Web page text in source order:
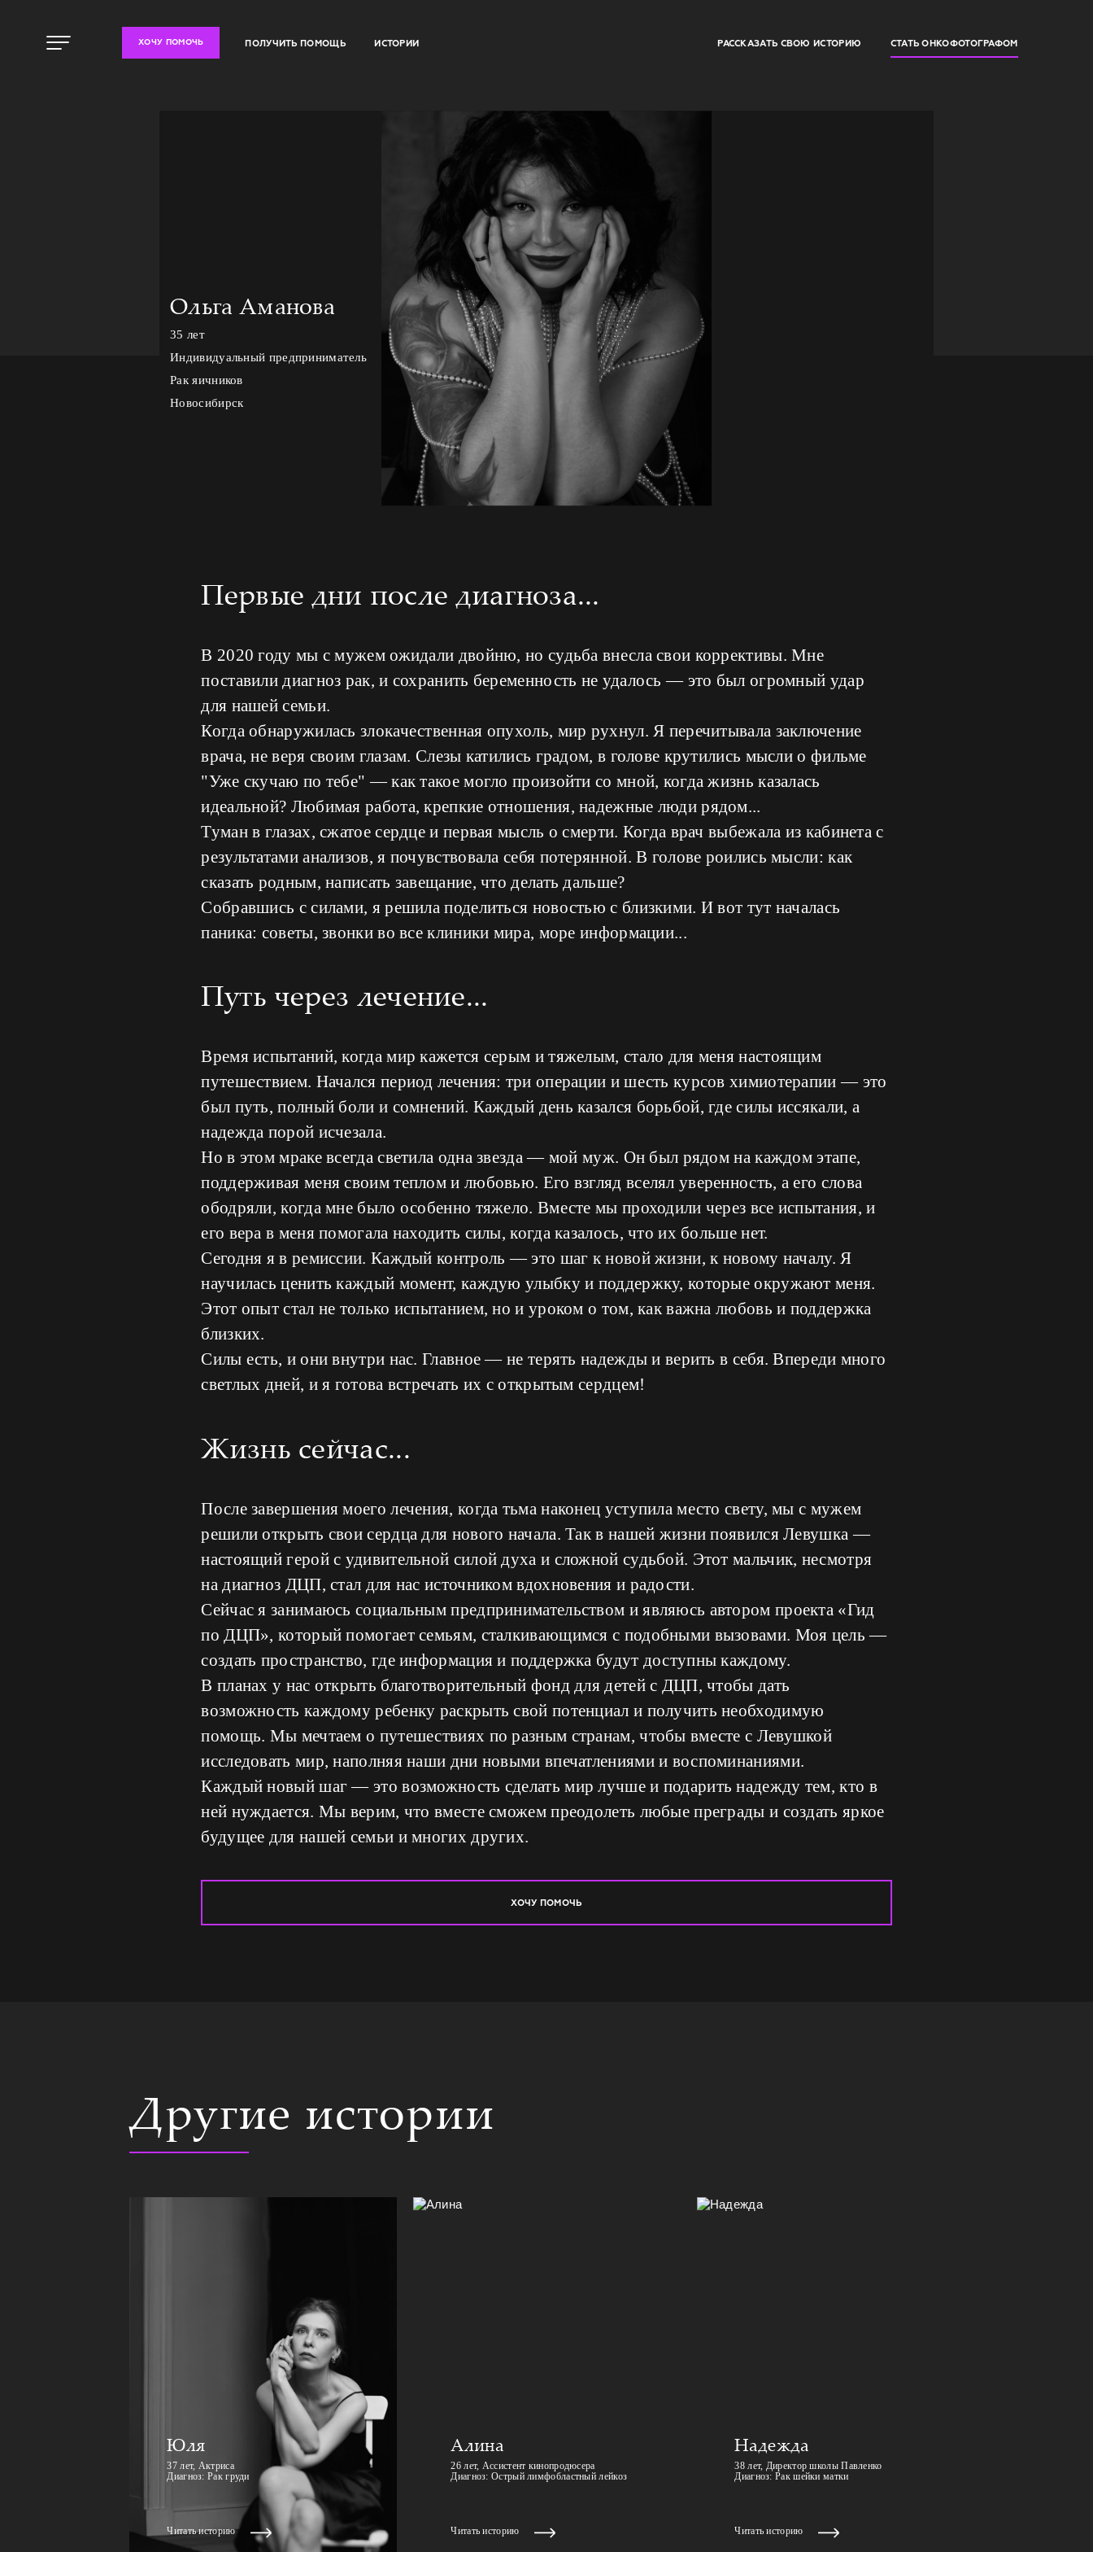
ХОЧУ ПОМОЧЬ ПОЛУЧИТЬ ПОМОЩЬ ИСТОРИИ РАССКАЗАТЬ СВОЮ ИСТОРИЮ СТАТЬ ОНКОФОТОГРАФОМ
Ольга Аманова
35 лет
Индивидуальный предприниматель
Рак яичников
Новосибирск
Первые дни после диагноза...
В 2020 году мы с мужем ожидали двойню, но судьба внесла свои коррективы. Мне
поставили диагноз рак, и сохранить беременность не удалось — это был огромный удар
для нашей семьи.
Когда обнаружилась злокачественная опухоль, мир рухнул. Я перечитывала заключение
врача, не веря своим глазам. Слезы катились градом, в голове крутились мысли о фильме
"Уже скучаю по тебе" — как такое могло произойти со мной, когда жизнь казалась
идеальной? Любимая работа, крепкие отношения, надежные люди рядом...
Туман в глазах, сжатое сердце и первая мысль о смерти. Когда врач выбежала из кабинета с
результатами анализов, я почувствовала себя потерянной. В голове роились мысли: как
сказать родным, написать завещание, что делать дальше?
Собравшись с силами, я решила поделиться новостью с близкими. И вот тут началась
паника: советы, звонки во все клиники мира, море информации...
Путь через лечение...
Время испытаний, когда мир кажется серым и тяжелым, стало для меня настоящим
путешествием. Начался период лечения: три операции и шесть курсов химиотерапии — это
был путь, полный боли и сомнений. Каждый день казался борьбой, где силы иссякали, а
надежда порой исчезала.
Но в этом мраке всегда светила одна звезда — мой муж. Он был рядом на каждом этапе,
поддерживая меня своим теплом и любовью. Его взгляд вселял уверенность, а его слова
ободряли, когда мне было особенно тяжело. Вместе мы проходили через все испытания, и
его вера в меня помогала находить силы, когда казалось, что их больше нет.
Сегодня я в ремиссии. Каждый контроль — это шаг к новой жизни, к новому началу. Я
научилась ценить каждый момент, каждую улыбку и поддержку, которые окружают меня.
Этот опыт стал не только испытанием, но и уроком о том, как важна любовь и поддержка
близких.
Силы есть, и они внутри нас. Главное — не терять надежды и верить в себя. Впереди много
светлых дней, и я готова встречать их с открытым сердцем!
Жизнь сейчас...
После завершения моего лечения, когда тьма наконец уступила место свету, мы с мужем
решили открыть свои сердца для нового начала. Так в нашей жизни появился Левушка —
настоящий герой с удивительной силой духа и сложной судьбой. Этот мальчик, несмотря
на диагноз ДЦП, стал для нас источником вдохновения и радости.
Сейчас я занимаюсь социальным предпринимательством и являюсь автором проекта «Гид
по ДЦП», который помогает семьям, сталкивающимся с подобными вызовами. Моя цель —
создать пространство, где информация и поддержка будут доступны каждому.
В планах у нас открыть благотворительный фонд для детей с ДЦП, чтобы дать
возможность каждому ребенку раскрыть свой потенциал и получить необходимую
помощь. Мы мечтаем о путешествиях по разным странам, чтобы вместе с Левушкой
исследовать мир, наполняя наши дни новыми впечатлениями и воспоминаниями.
Каждый новый шаг — это возможность сделать мир лучше и подарить надежду тем, кто в
ней нуждается. Мы верим, что вместе сможем преодолеть любые преграды и создать яркое
будущее для нашей семьи и многих других.
ХОЧУ ПОМОЧЬ
Другие истории
Юля
37 лет, Актриса
Диагноз: Рак груди
Читать историю
Алина
26 лет, Ассистент кинопродюсера
Диагноз: Острый лимфобластный лейкоз
Читать историю
Надежда
38 лет, Директор школы Павленко
Диагноз: Рак шейки матки
Читать историю